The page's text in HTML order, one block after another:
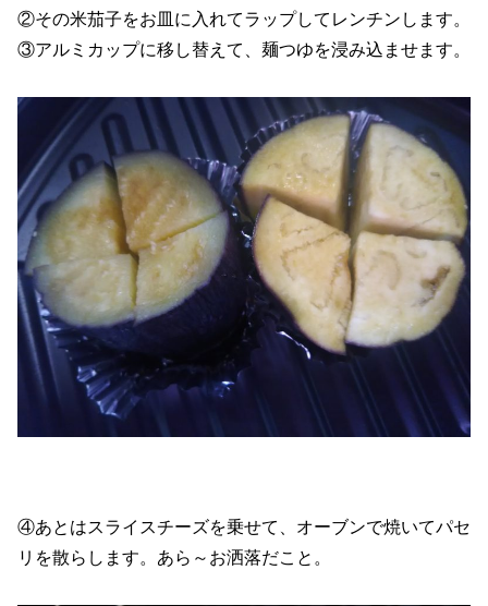
②その米茄子をお皿に入れてラップしてレンチンします。
③アルミカップに移し替えて、麺つゆを浸み込ませます。
④あとはスライスチーズを乗せて、オーブンで焼いてパセ
リを散らします。あら～お洒落だこと。